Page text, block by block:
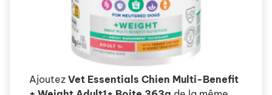
Ajoutez Vet Essentials Chien Multi-Benefit